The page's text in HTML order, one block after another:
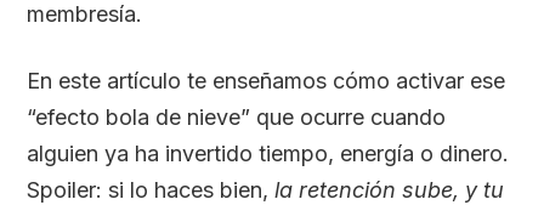
membresía.
En este artículo te enseñamos cómo activar ese
“efecto bola de nieve” que ocurre cuando
alguien ya ha invertido tiempo, energía o dinero.
Spoiler: si lo haces bien, la retención sube, y tu